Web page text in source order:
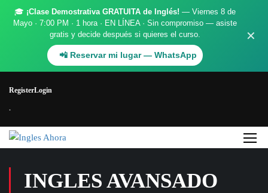
🎓 ¡Clase Demostrativa GRATUITA de Inglés! — Viernes 8 de
Mayo · 7:00 PM · 1 hora · EN LÍNEA · Sin compromiso — asiste
gratis y decide después si quieres el curso.
📲 Reservar mi lugar — WhatsApp
✕
RegisterLogin
.
INGLES AVANSADO